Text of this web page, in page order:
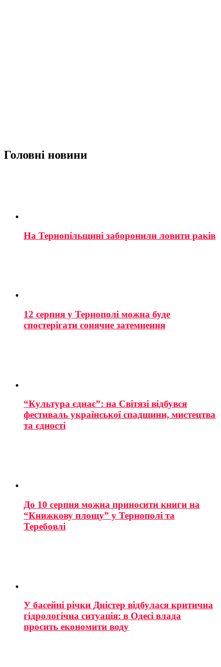
Головні новини
На Тернопільщині заборонили ловити раків
12 серпня у Тернополі можна буде
спостерігати сонячне затемнення
“Культура єднає”: на Світязі відбувся
фестиваль української спадщини, мистецтва
та єдності
До 10 серпня можна приносити книги на
“Книжкову площу” у Тернополі та
Теребовлі
У басейні річки Дністер відбулася критична
гідрологічна ситуація: в Одесі влада
просить економити воду